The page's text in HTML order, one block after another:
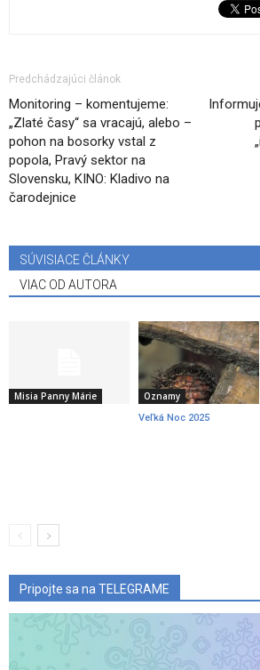
Predchádzajúci článok
Monitoring – komentujeme:
„Zlaté časy“ sa vracajú, alebo –
pohon na bosorky vstal z
popola, Pravý sektor na
Slovensku, KINO: Kladivo na
čarodejnice
SÚVISIACE ČLÁNKY
VIAC OD AUTORA
Misia Panny Márie Oznamy
Veľká Noc 2025
Pripojte sa na TELEGRAME